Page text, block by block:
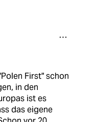
First" schon
in den
ist es
das eigene